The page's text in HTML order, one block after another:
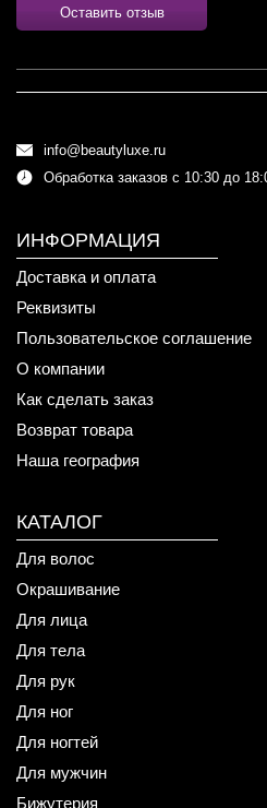
Оставить отзыв
info@beautyluxe.ru
Обработка заказов с 10:30 до
ИНФОРМАЦИЯ
Доставка и оплата
Реквизиты
Пользовательское соглашение
О компании
Как сделать заказ
Возврат товара
Наша география
КАТАЛОГ
Для волос
Окрашивание
Для лица
Для тела
Для рук
Для ног
Для ногтей
Для мужчин
Бижутерия